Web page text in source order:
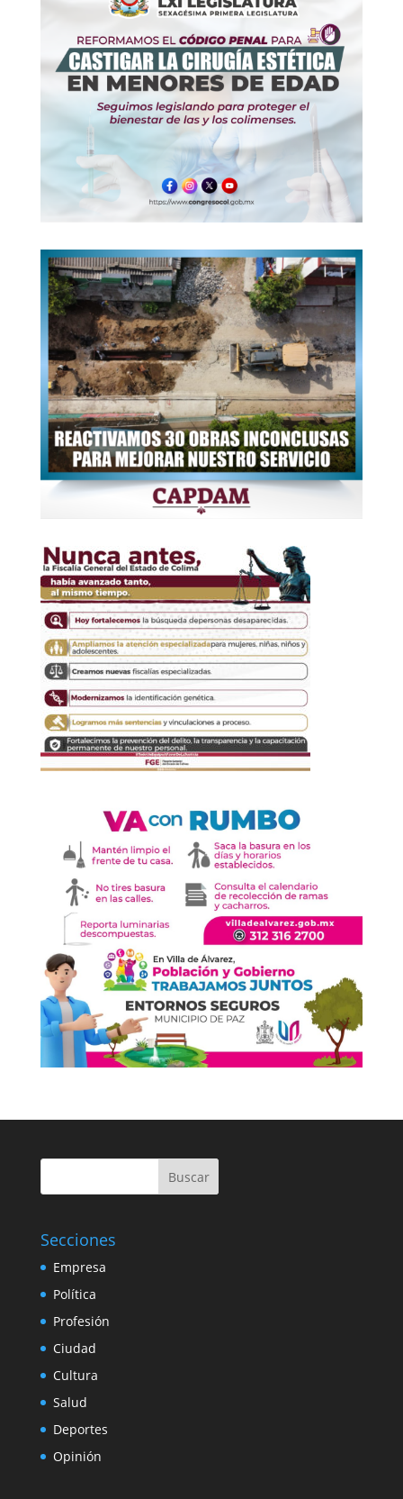
Buscar
Secciones
Empresa
Política
Profesión
Ciudad
Cultura
Salud
Deportes
Opinión